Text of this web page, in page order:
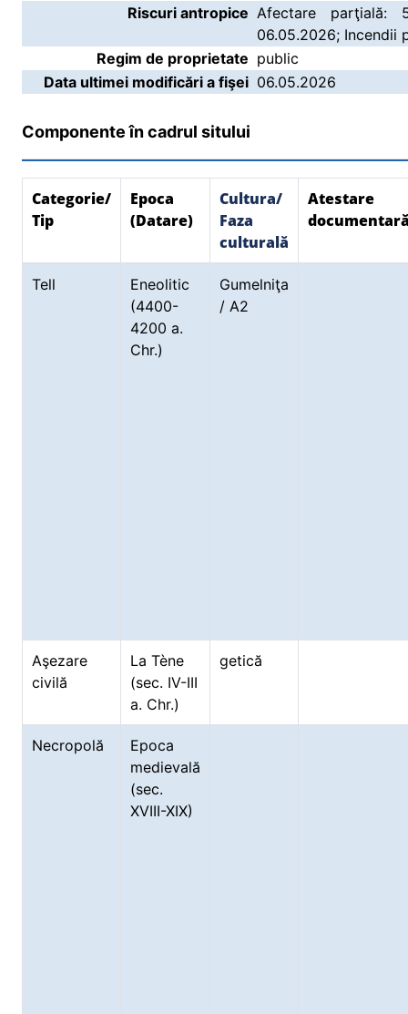
Riscuri antropice Afectare parţială:
06.05.2026; Incendii
Regim de proprietate public
Data ultimei modificări a fişei 06.05.2026
Componente în cadrul sitului
Categorie/
Tip
Epoca
(Datare)
Cultura/
Faza
culturală
Atestare
Tell
Eneolitic
(4400-
4200 a.
Chr.)
Gumelniţa
/ A2
Aşezare
civilă
La Tène
(sec. IV-III
a. Chr.)
getică
Necropolă
Epoca
medievală
(sec.
XVIII-XIX)